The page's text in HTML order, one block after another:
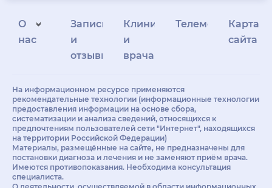
О
нас
Запись
и
отзывы
Клиникам
и
врачам
Телемедицина
Карта
сайта
На информационном ресурсе применяются
рекомендательные технологии (информационные технологии
предоставления информации на основе сбора,
систематизации и анализа сведений, относящихся к
предпочтениям пользователей сети "Интернет", находящихся
на территории Российской Федерации)
Материалы, размещённые на сайте, не предназначены для
постановки диагноза и лечения и не заменяют приём врача.
Имеются противопоказания. Необходима консультация
специалиста.